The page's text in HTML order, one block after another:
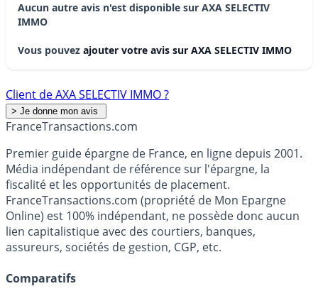
Aucun autre avis n'est disponible sur AXA SELECTIV
IMMO
Vous pouvez ajouter votre avis sur AXA SELECTIV IMMO
Client de AXA SELECTIV IMMO ?
FranceTransactions.com
Premier guide épargne de France, en ligne depuis 2001.
Média indépendant de référence sur l'épargne, la
fiscalité et les opportunités de placement.
FranceTransactions.com (propriété de Mon Epargne
Online) est 100% indépendant, ne possède donc aucun
lien capitalistique avec des courtiers, banques,
assureurs, sociétés de gestion, CGP, etc.
Comparatifs